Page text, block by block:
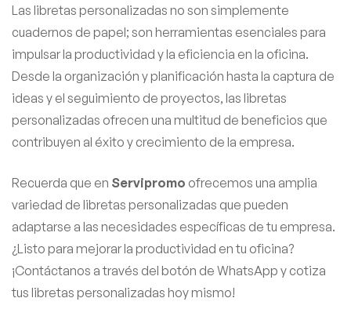
Las libretas personalizadas no son simplemente
cuadernos de papel; son herramientas esenciales para
impulsar la productividad y la eficiencia en la oficina.
Desde la organización y planificación hasta la captura de
ideas y el seguimiento de proyectos, las libretas
personalizadas ofrecen una multitud de beneficios que
contribuyen al éxito y crecimiento de la empresa.
Recuerda que en Servipromo ofrecemos una amplia
variedad de libretas personalizadas que pueden
adaptarse a las necesidades específicas de tu empresa.
¿Listo para mejorar la productividad en tu oficina?
¡Contáctanos a través del botón de WhatsApp y cotiza
tus libretas personalizadas hoy mismo!